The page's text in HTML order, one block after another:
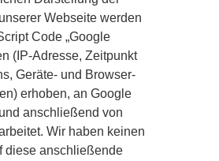
Webseite werden
Code „Google
(IP-Adresse, Zeitpunkt
Geräte- und Browser-
erhoben, an Google
anschließend von
Wir haben keinen
diese anschließende